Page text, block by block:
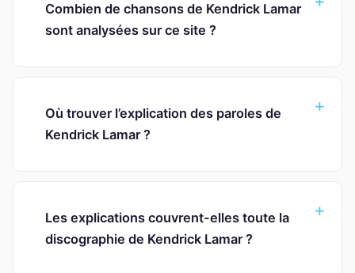
Combien de chansons de Kendrick Lamar
sont analysées sur ce site ?
Où trouver l’explication des paroles de
Kendrick Lamar ?
Les explications couvrent-elles toute la
discographie de Kendrick Lamar ?